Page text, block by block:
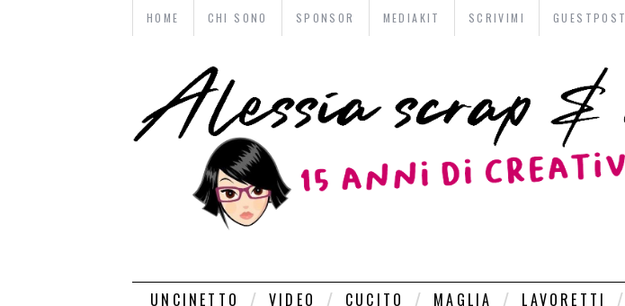
HOME CHI SONO SPONSOR MEDIAKIT SCRIVIMI GUESTPOST
UNCINETTO VIDEO CUCITO MAGLIA LAVORETTI